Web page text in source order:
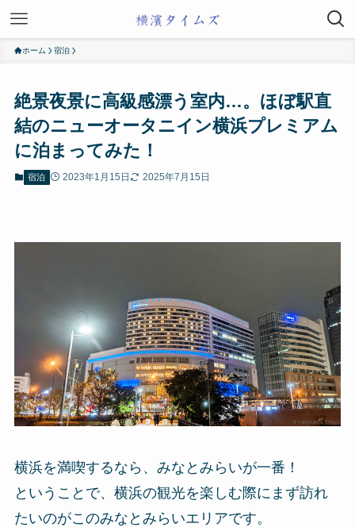
ホーム 宿泊
絶景夜景に高級感漂う室内…。ほぼ駅直
結のニューオータニイン横浜プレミアム
に泊まってみた！
宿泊 2023年1月15日 2025年7月15日
横浜を満喫するなら、みなとみらいが一番！
ということで、横浜の観光を楽しむ際にまず訪れ
たいのがこのみなとみらいエリアです。